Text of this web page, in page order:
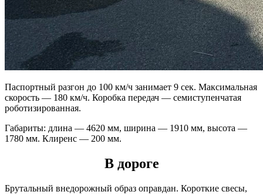
Паспортный разгон до 100 км/ч занимает 9 сек. Максимальная
скорость — 180 км/ч. Коробка передач — семиступенчатая
роботизированная.
Габариты: длина — 4620 мм, ширина — 1910 мм, высота —
1780 мм. Клиренс — 200 мм.
В дороге
Брутальный внедорожный образ оправдан. Короткие свесы,